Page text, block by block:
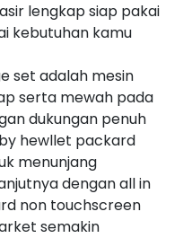
lengkap siap pakai
kebutuhan kamu
set adalah mesin
serta mewah pada
dukungan penuh
hewllet packard
menunjang
dengan all in
non touchscreen
semakin